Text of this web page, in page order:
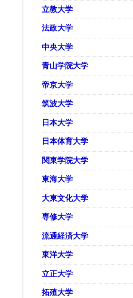
立教大学
法政大学
中央大学
青山学院大学
帝京大学
筑波大学
日本大学
日本体育大学
関東学院大学
東海大学
大東文化大学
専修大学
流通経済大学
東洋大学
立正大学
拓殖大学